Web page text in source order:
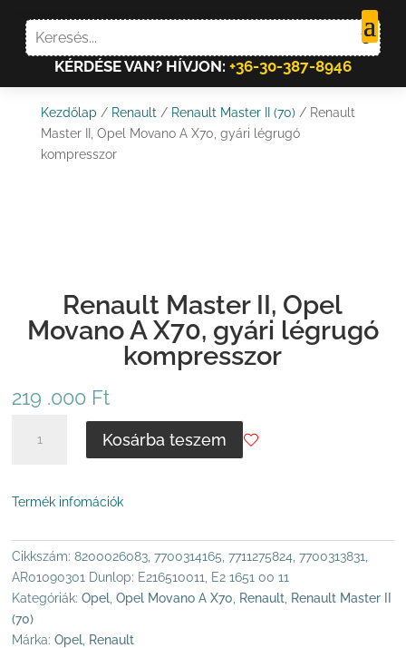
KÉRDÉSE VAN? HÍVJON: +36-30-387-8946
Kezdőlap / Renault / Renault Master II (70)/ Renault
Master II, Opel Movano A X70, gyári légrugó
kompresszor
Renault Master II, Opel
Movano A X70, gyári légrugó
kompresszor
219 .000 Ft
MASTER
MOVANO
X70,
GYÁRI
LÉGRUGÓ
KOMPRESSZOR
MENNYISÉG
Kosárba teszem
Termék infomációk
Cikkszám:8200026083, 7700314165, 7711275824, 7700313831,
AR01090301 Dunlop: E216510011, E2 1651 00 11
Kategóriák:Opel ,Opel Movano A X70 Renault Renault Master II
(70)
Márka:Opel Renault